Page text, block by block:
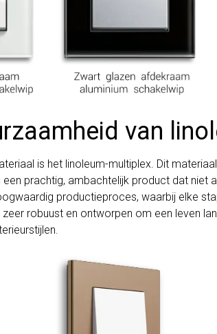
van
is het linoleum-multiplex. Dit
prachtig, ambachtelijk product dat
productieproces, waarbij elke
robuust en ontworpen om een leven